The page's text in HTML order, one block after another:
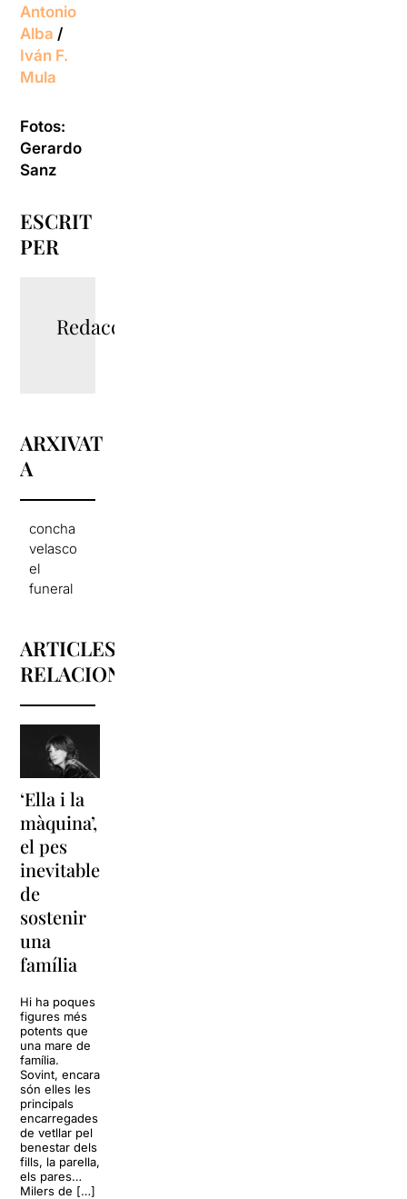
Antonio
Alba /
Iván F.
Mula
Fotos:
Gerardo
Sanz
ESCRIT
PER
Redacció
ARXIVAT
A
concha
velasco
el
funeral
ARTICLES
RELACIONATS
‘Ella i la
màquina’,
el pes
inevitable
de
sostenir
una
família
Hi ha poques
figures més
potents que
una mare de
família.
Sovint, encara
són elles les
principals
encarregades
de vetllar pel
benestar dels
fills, la parella,
els pares…
Milers de […]